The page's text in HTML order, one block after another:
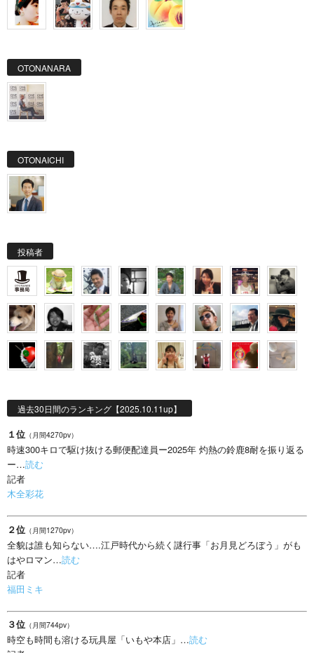
OTONANARA
OTONAICHI
投稿者
過去30日間のランキング【2025.10.11up】
１位 （月間4270pv）
時速300キロで駆け抜ける郵便配達員ー2025年 灼熱の鈴鹿8耐を振り返る
ー…読む
記者
木全彩花
２位 （月間1270pv）
全貌は誰も知らない….江戸時代から続く謎行事「お月見どろぼう」がも
はやロマン…読む
記者
福田ミキ
３位 （月間744pv）
時空も時間も溶ける玩具屋「いもや本店」…読む